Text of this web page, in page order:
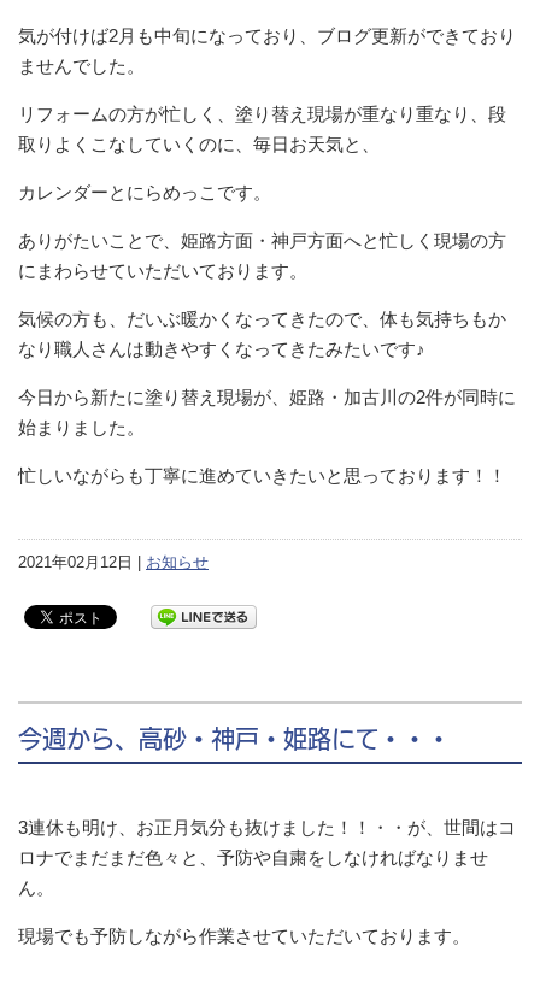
気が付けば2月も中旬になっており、ブログ更新ができており
ませんでした。
リフォームの方が忙しく、塗り替え現場が重なり重なり、段
取りよくこなしていくのに、毎日お天気と、
カレンダーとにらめっこです。
ありがたいことで、姫路方面・神戸方面へと忙しく現場の方
にまわらせていただいております。
気候の方も、だいぶ暖かくなってきたので、体も気持ちもか
なり職人さんは動きやすくなってきたみたいです♪
今日から新たに塗り替え現場が、姫路・加古川の2件が同時に
始まりました。
忙しいながらも丁寧に進めていきたいと思っております！！
2021年02月12日 | お知らせ
今週から、高砂・神戸・姫路にて・・・
3連休も明け、お正月気分も抜けました！！・・が、世間はコ
ロナでまだまだ色々と、予防や自粛をしなければなりませ
ん。
現場でも予防しながら作業させていただいております。